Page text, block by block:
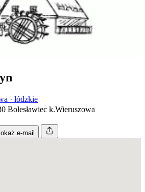
· łódzkie
Bolesławiec k.Wieruszowa
e-mail